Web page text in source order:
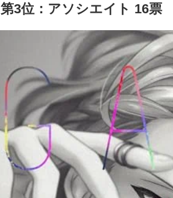
第3位：アソシエイト 16票